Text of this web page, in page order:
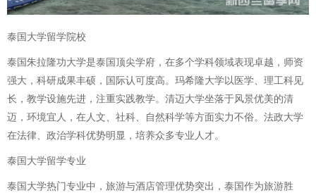
泰国大学留学院校
泰国朱拉隆功大学是泰国顶尖学府，在多个学科领域表现卓越，师资
强大，科研成果丰硕，国际认可度高。玛希隆大学以医学、理工科见
长，教学设施先进，注重实践教学。清迈大学坐落于风景优美的清
迈，环境宜人，在人文、社科、自然科学等方面实力不俗。法政大学
在法律、政治学科优势明显，培养众多专业人才。
泰国大学留学专业
泰国大学热门专业中，旅游与酒店管理优势突出，泰国作为旅游胜